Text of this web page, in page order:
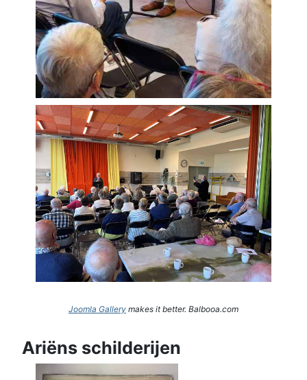
Joomla Gallery makes it better. Balbooa.com
Ariëns schilderijen